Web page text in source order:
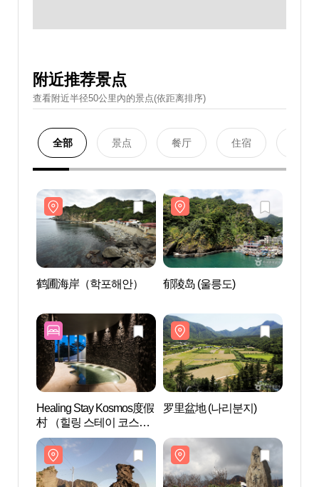
附近推荐景点
查看附近半径50公里內的景点(依距离排序)
全部 景点 餐厅 住宿
鹤圃海岸（학포해안） 郁陵岛 (울릉도)
Healing Stay Kosmos度假
村 （힐링 스테이 코스모
스 리조트（Healing Stay
Kosmos）
罗里盆地 (나리분지)